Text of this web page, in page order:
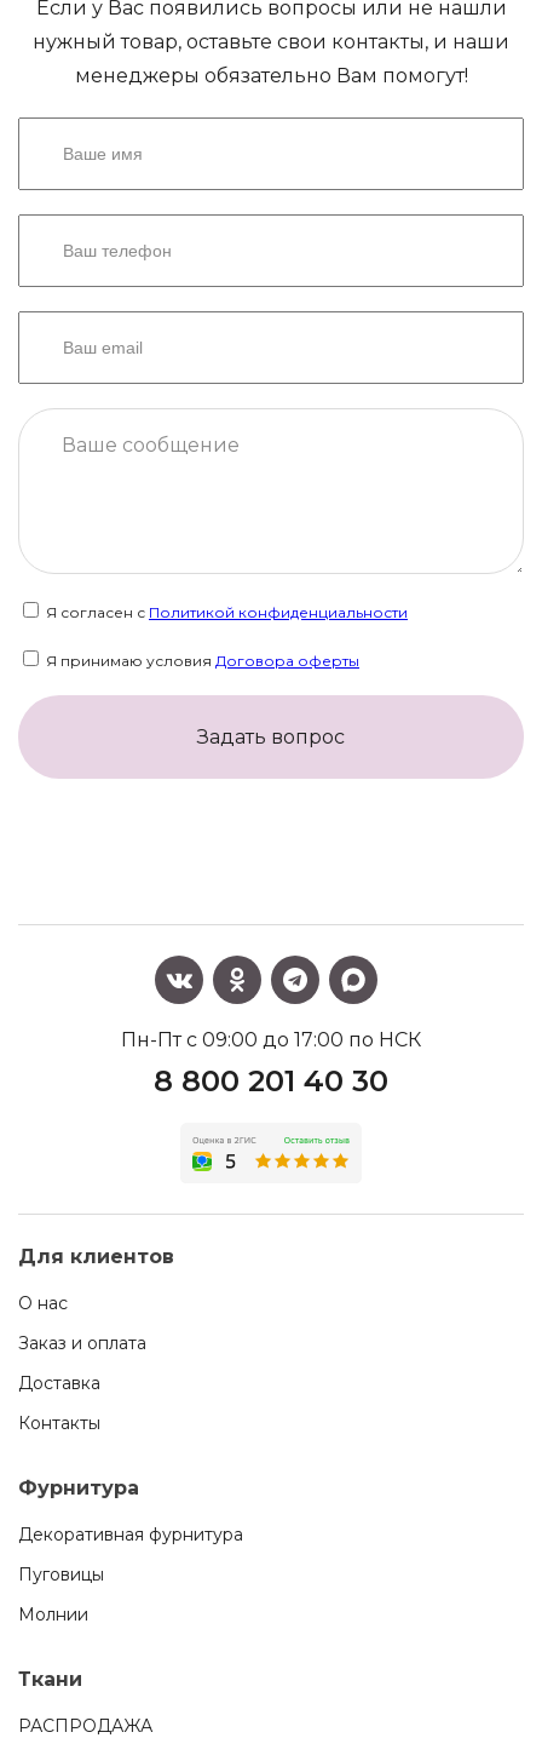
Если у Вас появились вопросы или не нашли
нужный товар, оставьте свои контакты, и наши
менеджеры обязательно Вам помогут!
Я согласен с Политикой конфиденциальности
Я принимаю условия Договора оферты
Задать вопрос
Пн-Пт с 09:00 до 17:00 по НСК
8 800 201 40 30
Для клиентов
О нас
Заказ и оплата
Доставка
Контакты
Фурнитура
Декоративная фурнитура
Пуговицы
Молнии
Ткани
РАСПРОДАЖА